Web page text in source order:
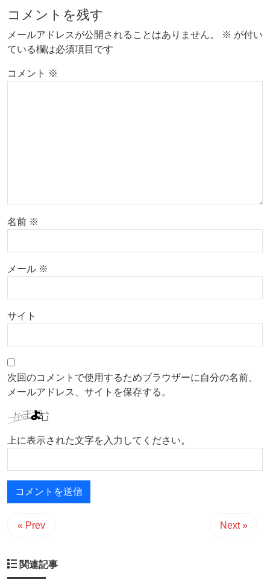
コメントを残す
メールアドレスが公開されることはありません。 ※ が付い
ている欄は必須項目です
コメント ※
名前 ※
メール ※
サイト
次回のコメントで使用するためブラウザーに自分の名前、
メールアドレス、サイトを保存する。
上に表示された文字を入力してください。
« Prev Next »
関連記事